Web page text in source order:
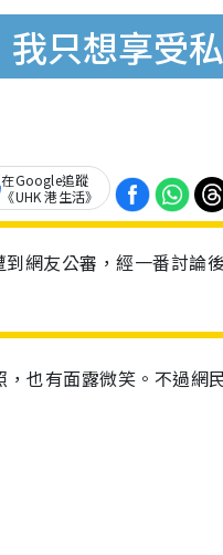
只想享受
在Google追蹤
《UHK 港生活》
網友公審，經一番討論
也有面露微笑。不過網